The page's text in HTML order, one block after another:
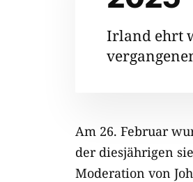
Irland ehrt
Am 26. Februar
der diesjährigen
Moderation von